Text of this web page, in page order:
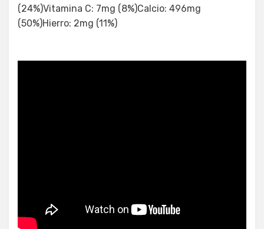
(24%)Vitamina C: 7mg (8%)Calcio: 496mg
(50%)Hierro: 2mg (11%)